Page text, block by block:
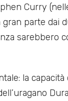
Curry
gran parte dai
sarebbero
la capacità